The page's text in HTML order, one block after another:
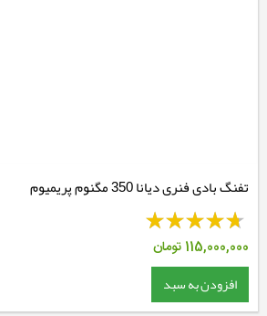
تفنگ بادی فنری دیانا 350 مگنوم پریمیوم
115,000,000 تومان
افزودن به سبد